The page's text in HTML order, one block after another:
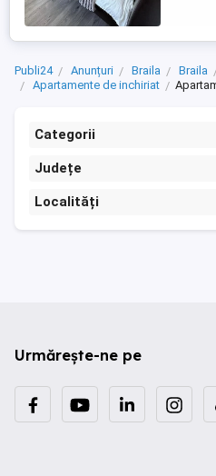
Publi24 Anunțuri Braila Braila
Apartamente de inchiriat
Categorii
Județe
Localități
Urmărește-ne pe